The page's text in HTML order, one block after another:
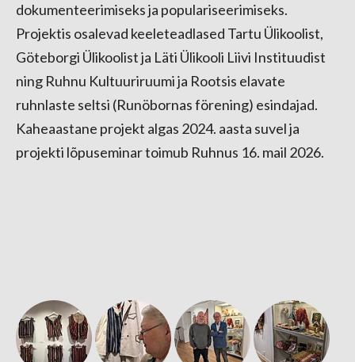
dokumenteerimiseks ja populariseerimiseks.
Projektis osalevad keeleteadlased Tartu Ülikoolist,
Göteborgi Ülikoolist ja Läti Ülikooli Liivi Instituudist
ning Ruhnu Kultuuriruumi ja Rootsis elavate
ruhnlaste seltsi (Runöbornas förening) esindajad.
Kaheaastane projekt algas 2024. aasta suvel ja
projekti lõpuseminar toimub Ruhnus 16. mail 2026.